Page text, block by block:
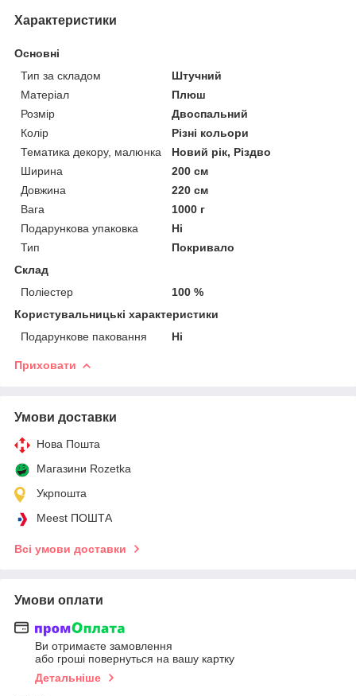
Характеристики
Основні
Тип за складом
Штучний
Матеріал
Плюш
Розмір
Двоспальний
Колір
Різні кольори
Тематика декору, малюнка
Новий рік, Різдво
Ширина
200 см
Довжина
220 см
Вага
1000 г
Подарункова упаковка
Ні
Тип
Покривало
Склад
Поліестер
100 %
Користувальницькі характеристики
Подарункове паковання
Ні
Приховати
Умови доставки
Нова Пошта
Магазини Rozetka
Укрпошта
Meest ПОШТА
Всі умови доставки
Умови оплати
Ви отримаєте замовлення
або гроші повернуться на вашу картку
Детальніше